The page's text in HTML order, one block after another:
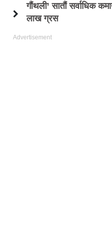
गौंथली’ सातौं सर्वाधिक
लाख ग्रस